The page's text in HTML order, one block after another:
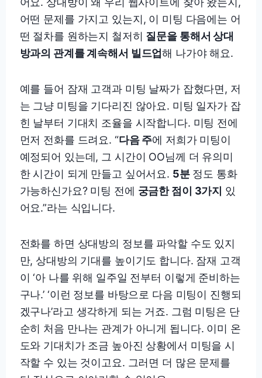
어떤 문제를 가지고 있는지, 이 미팅 다음에는 어
떤 절차를 원하는지 철저히 질문을 통해서 상대
방과의 관계를 계속해서 빌드업해 나가야 해요.
예를 들어 잠재 고객과 미팅 날짜가 잡혔다면, 저
는 그냥 미팅을 기다리진 않아요. 미팅 일자가 잡
힌 날부터 기대치 조율을 시작합니다. 미팅 전에
먼저 전화를 드려요. “다음 주에 저희가 미팅이
예정되어 있는데, 그 시간이 OO님께 더 유의미
한 시간이 되게 만들고 싶어서요. 5분정도 통화
가능하신가요? 미팅 전에 궁금한 점이 3가지 있
어요.”라는 식입니다.
전화를 하면 상대방의 정보를 파악할 수도 있지
만, 상대방의 기대를 높이기도 합니다. 잠재 고객
이 ‘아 나를 위해 일주일 전부터 이렇게 준비하는
구나.’ ‘이런 정보를 바탕으로 다음 미팅이 진행되
겠구나’라고 생각하게 되는 거죠. 그럼 미팅은 단
순히 처음 만나는 관계가 아니게 됩니다. 이미 온
도와 기대치가 조금 높아진 상황에서 미팅을 시
작할 수 있는 것이고요. 그러면 더 많은 문제를